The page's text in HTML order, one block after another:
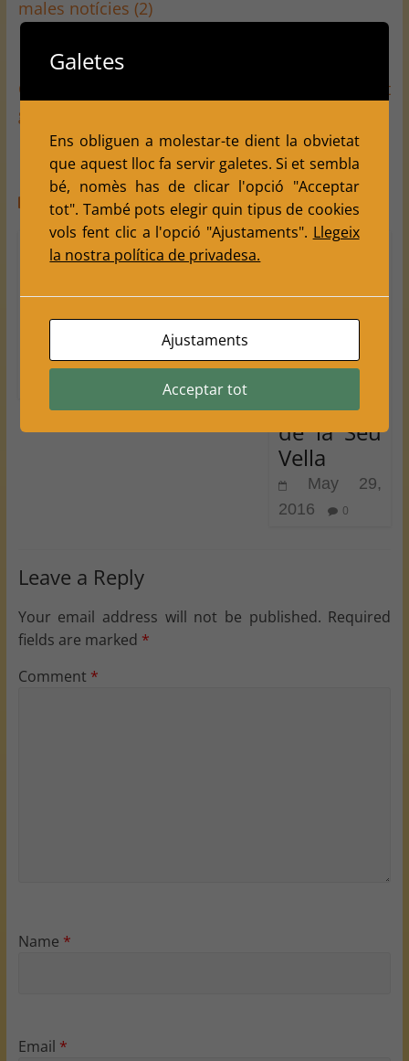
males notícies (2)
Campionat per Equips — No sempre es pot
guanyar
You May Also Like
7a Ronda.
contunde
nt.
Festa
Balàfia —
2015
2015
d’activitat
s: Dinar
de la
Mitjana i
Tancats
de la Seu
Vella
May 29,
2016
0
Leave a Reply
Your email address will not be published. Required
fields are marked *
Comment *
Name *
Email *
Galetes
Ens obliguen a molestar-te dient la obvietat
que aquest lloc fa servir galetes. Si et sembla
bé, nomès has de clicar l'opció "Acceptar
tot". També pots elegir quin tipus de cookies
vols fent clic a l'opció "Ajustaments". Llegeix
la nostra política de privadesa.
Ajustaments
Acceptar tot